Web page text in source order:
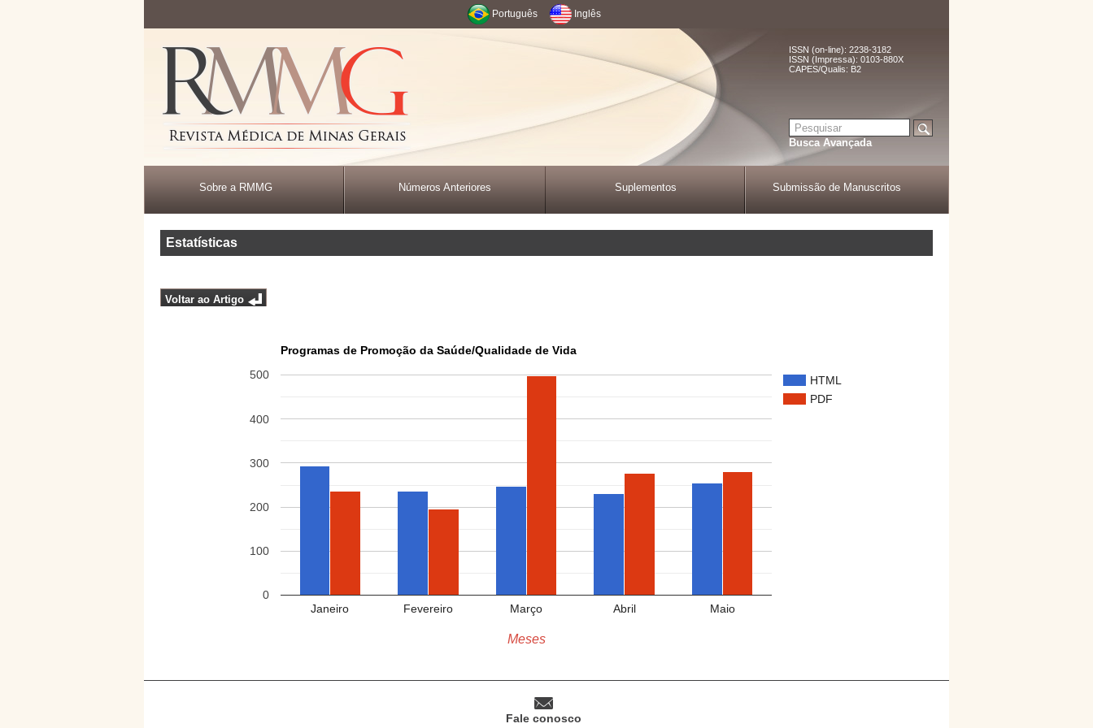
Português Inglês
ISSN (on-line): 2238-3182
ISSN (Impressa): 0103-880X
CAPES/Qualis: B2
Busca Avançada
Sobre a RMMG Números Anteriores Suplementos Submissão de Manuscritos
Estatísticas
Voltar ao Artigo
Programas de Promoção da Saúde/Qualidade de Vida
HTML
PDF
Janeiro Fevereiro Março Abril Maio
0
100
200
300
400
500
Meses
Fale conosco